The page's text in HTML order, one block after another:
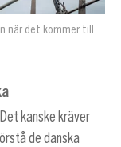
när det kommer till
kanske kräver
de danska